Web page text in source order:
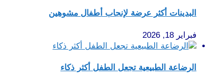
البدينات أكثر عرضة لإنجاب أطفال مشوهين
فبراير 18, 2026
الرضاعة الطبيعية تجعل الطفل أكثر ذكاء